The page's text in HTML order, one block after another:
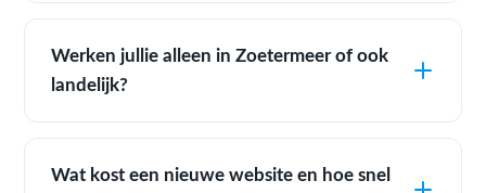
Werken jullie alleen in Zoetermeer of ook
landelijk?
Wat kost een nieuwe website en hoe snel